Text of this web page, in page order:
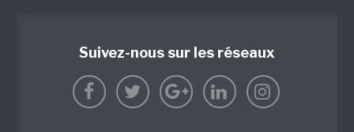
Suivez-nous sur les réseaux